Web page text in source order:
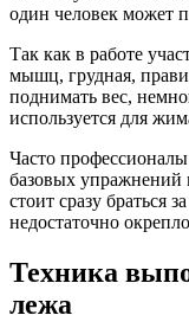
один человек может
Так как в работе
мышц, грудная,
поднимать вес,
используется для
Часто
базовых упражнений
стоит сразу браться
недостаточно
Техника
лежа